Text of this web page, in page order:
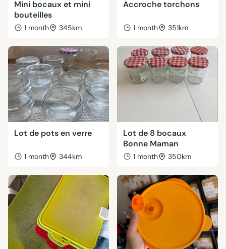
Mini bocaux et mini
bouteilles
1 month 345km
Accroche torchons
1 month 351km
Lot de pots en verre
1 month 344km
Lot de 8 bocaux
Bonne Maman
1 month 350km